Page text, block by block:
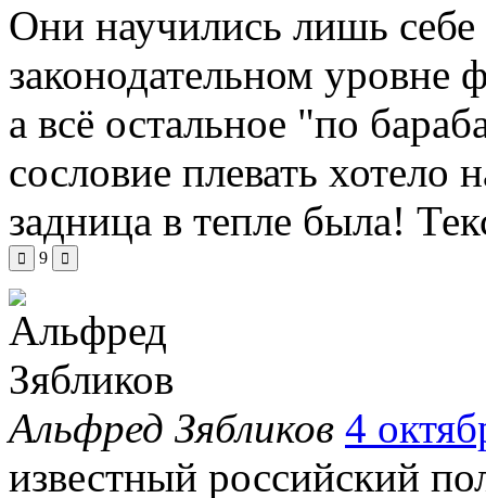
Они научились лишь
законодательном уровне
а всё остальное "по
сословие плевать хотело
задница в тепле была!
9
Альфред Зябликов 4
известный российский